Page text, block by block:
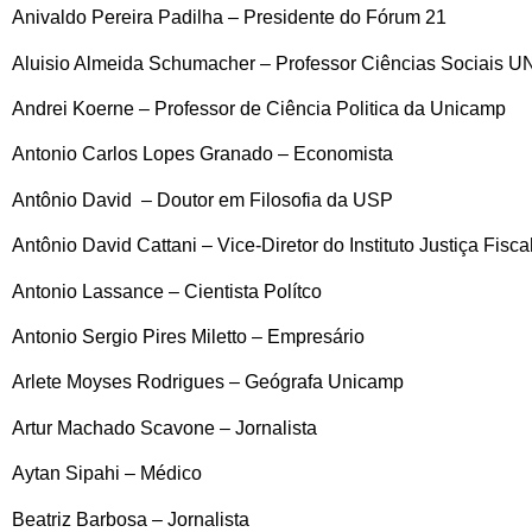
Anivaldo Pereira Padilha – Presidente do Fórum 21
Aluisio Almeida Schumacher – Professor Ciências Sociais
Andrei Koerne – Professor de Ciência Politica da Unicamp
Antonio Carlos Lopes Granado – Economista
Antônio David – Doutor em Filosofia da USP
Antônio David Cattani – Vice-Diretor do Instituto Justiça Fiscal
Antonio Lassance – Cientista Polítco
Antonio Sergio Pires Miletto – Empresário
Arlete Moyses Rodrigues – Geógrafa Unicamp
Artur Machado Scavone – Jornalista
Aytan Sipahi – Médico
Beatriz Barbosa – Jornalista